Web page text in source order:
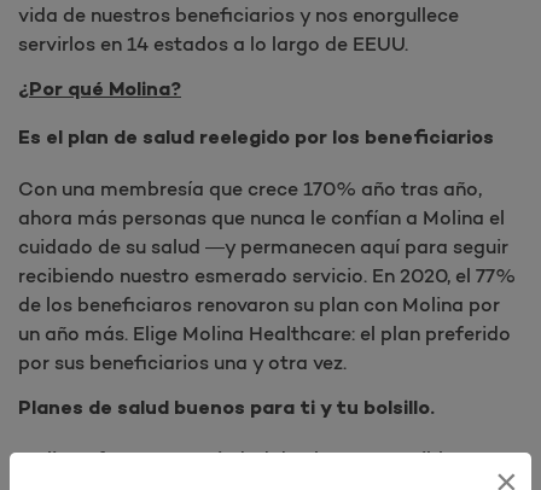
vida de nuestros beneficiarios y nos enorgullece
servirlos en 14 estados a lo largo de EEUU.
¿Por qué Molina?
Es el plan de salud reelegido por los beneficiarios
Con una membresía que crece 170% año tras año,
ahora más personas que nunca le confían a Molina el
cuidado de su salud —y permanecen aquí para seguir
recibiendo nuestro esmerado servicio. En 2020, el 77%
de los beneficiaros renovaron su plan con Molina por
un año más. Elige Molina Healthcare: el plan preferido
por sus beneficiarios una y otra vez.
Planes de salud buenos para ti y tu bolsillo.
Molina ofrece una variedad de planes accesibles para